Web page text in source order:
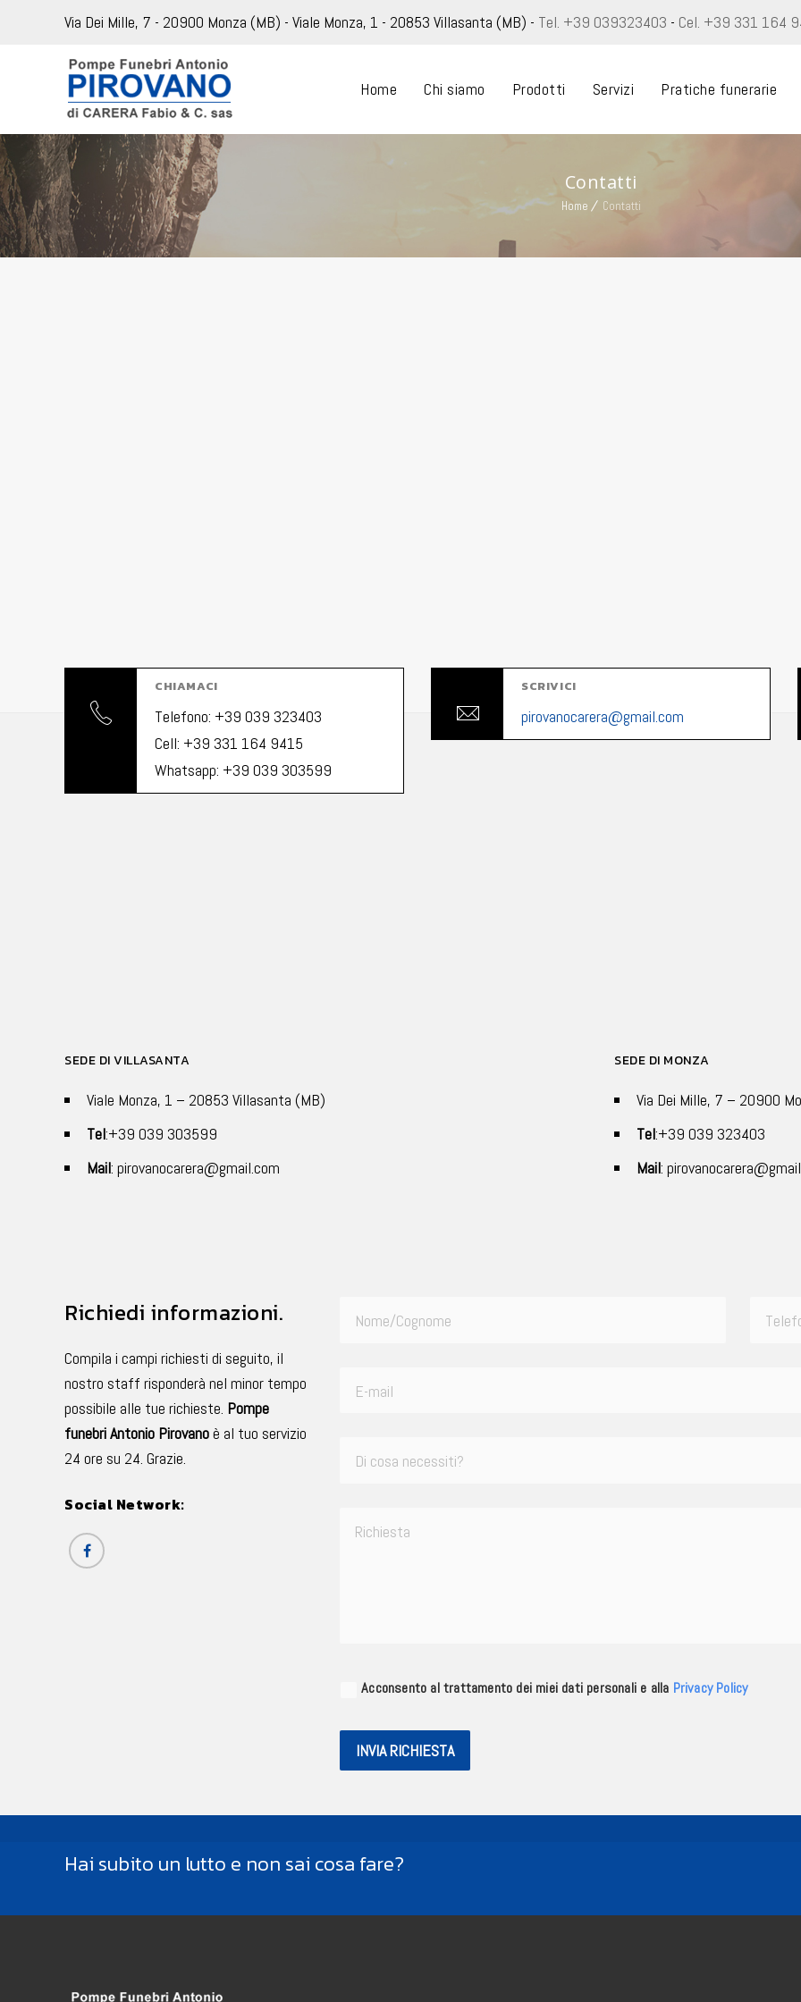
Via Dei Mille, 7 - 20900 Monza (MB) - Viale Monza, 1 - 20853 Villasanta (MB) - Tel. +39 039323403 - Cel. +39 331 164
Home Chi siamo Prodotti Servizi Pratiche funerarie
Contatti
Home Contatti
CHIAMACI
Telefono: +39 039 323403
Cell: +39 331 164 9415
Whatsapp: +39 039 303599
SCRIVICI
pirovanocarera@gmail.com
SEDE DI VILLASANTA
Viale Monza, 1 – 20853 Villasanta (MB)
Tel:+39 039 303599
Mail: pirovanocarera@gmail.com
SEDE DI MONZA
Via Dei Mille, 7 – 20900
Tel:+39 039 323403
Mail:
Richiedi informazioni.
Compila i campi richiesti di seguito, il
nostro staff risponderà nel minor tempo
possibile alle tue richieste. Pompe
funebri Antonio Pirovanoè al tuo servizio
24 ore su 24. Grazie.
Social Network:
Acconsento al trattamento dei miei dati personali e alla Privacy Policy
INVIA RICHIESTA
Hai subito un lutto e non sai cosa fare?